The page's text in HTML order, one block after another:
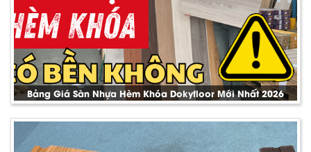
Bảng Giá Sàn Nhựa Hèm Khóa Dokyfloor Mới Nhất 2026